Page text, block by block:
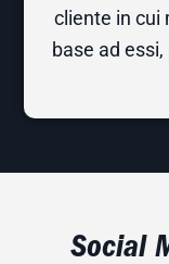
cliente in cui
base ad
Social